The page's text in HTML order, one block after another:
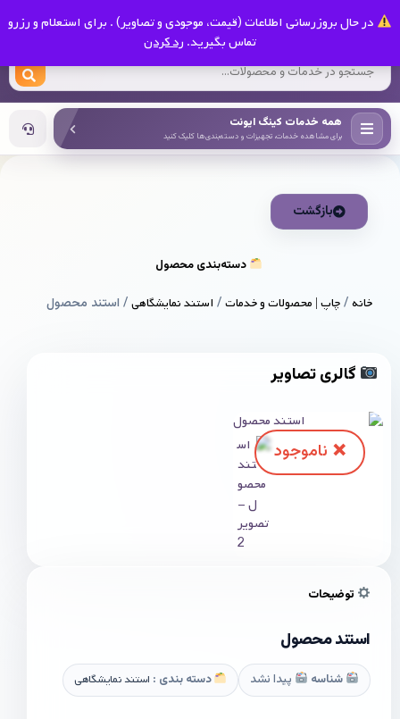
در حال بروزرسانی اطلاعات (قیمت، موجودی و تصاویر) . برای استعلام و رزرو
تماس بگیرید. رد کردن
کینگ ایونت
همه خدمات کینگ ایونت
برای مشاهده خدمات، تجهیزات و دسته‌بندی‌ها کلیک کنید
بازگشت
دسته‌بندی محصول
خانه/چاپ | محصولات و خدمات/ استند نمایشگاهی/ استند محصول
گالری تصاویر
توضیحات
استند محصول
شناسه پیدا نشد دسته بندی : استند نمایشگاهی